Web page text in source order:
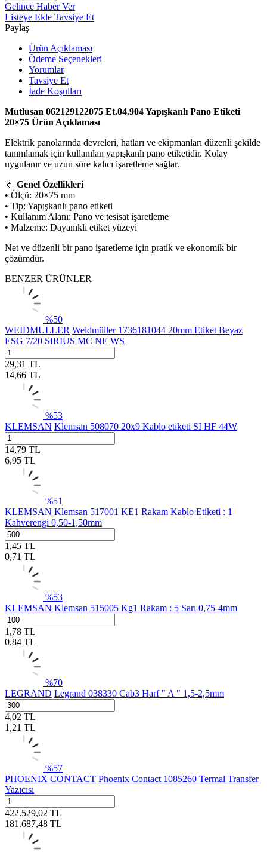
Gelince Haber Ver
Listeye Ekle Tavsiye Et
Paylaş
Ürün Açıklaması
Ödeme Seçenekleri
Yorumlar
Tavsiye Et
İade Koşulları
Mutlusan 062129122075 Et.04.904 Yapışkanlı Pano Etiketi
20×75 Ürün Açıklaması
Elektrik panolarında devreleri, hatları ve ekipmanları düzenli şekilde
tanımlamak için kullanılan yapışkanlı pano etiketidir. Kolay
uygulanır ve uzun süre kalıcı işaretleme sağlar.
🔹 Genel Özellikleri
• Ölçü: 20×75 mm
• Tip: Yapışkanlı pano etiketi
• Kullanım Alanı: Pano ve tesisat işaretleme
• Malzeme: Dayanıklı etiket yüzeyi
Net ve düzenli bir pano işaretleme için pratik ve ekonomik bir
çözümdür.
BENZER ÜRÜNLER
%50
WEIDMULLER Weidmüller 1736181044 20mm Etiket Beyaz
ESG 7/20 SIRIUS MC NE WS
29,31 TL
14,66 TL
%53
KLEMSAN Klemsan 508070 20x9 Kablo etiketi SI HF 44W
14,79 TL
6,95 TL
%51
KLEMSAN Klemsan 517001 KE1 Rakam Kablo Etiketi : 1
Kahverengi 0,50-1,50mm
1,45 TL
0,71 TL
%53
KLEMSAN Klemsan 515005 Kg1 Rakam : 5 Sarı 0,75-4mm
1,78 TL
0,84 TL
%70
LEGRAND Legrand 038330 Cab3 Harf " A " 1,5-2,5mm
4,02 TL
1,21 TL
%57
PHOENIX CONTACT Phoenix Contact 1085260 Termal Transfer
Yazıcısı
422.529,02 TL
181.687,48 TL